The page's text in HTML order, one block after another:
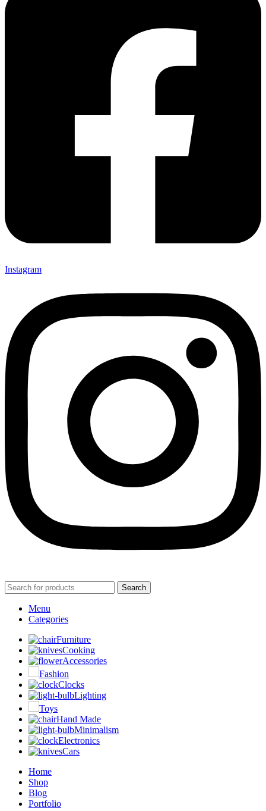
Instagram
Search
Menu
Categories
Furniture
Cooking
Accessories
Fashion
Clocks
Lighting
Toys
Hand Made
Minimalism
Electronics
Cars
Home
Shop
Blog
Portfolio